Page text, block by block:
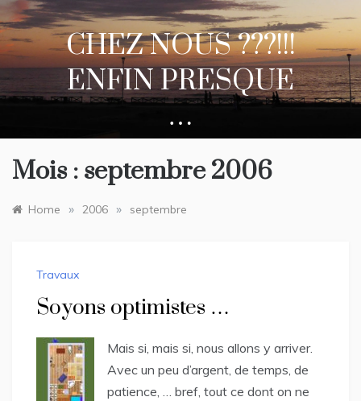
Skip
to
content
CHEZ NOUS ???!!!
ENFIN PRESQUE
…
Mois : septembre 2006
Home » 2006 » septembre
Travaux
Soyons optimistes …
Mais si, mais si, nous allons y arriver.
Avec un peu d’argent, de temps, de
patience, … bref, tout ce dont on ne